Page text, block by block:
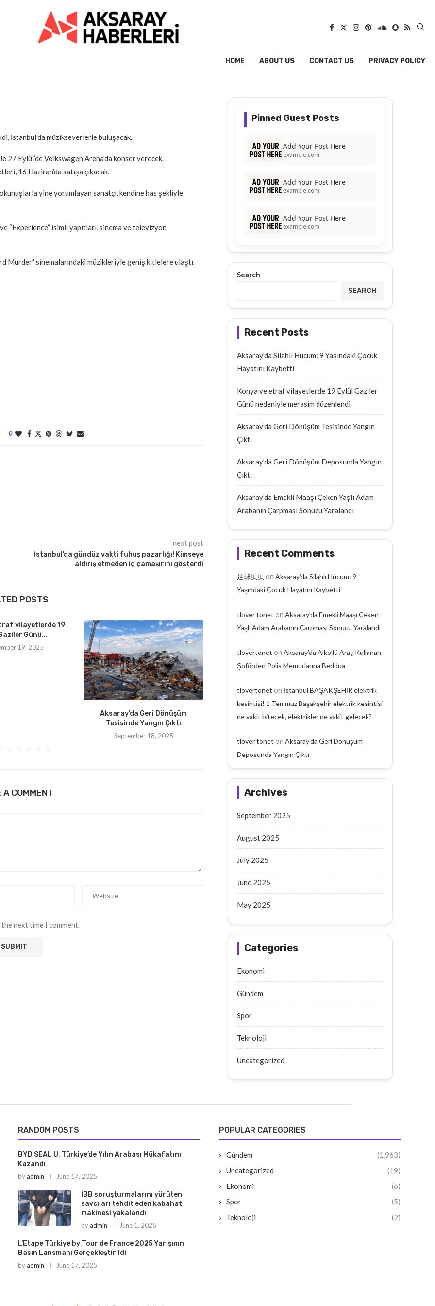
HOME ABOUT US CONTACT US PRIVACY POLICY
İstanbul’da müzikseverlerle buluşacak.
Eylül’de Volkswagen Arena’da konser verecek.
16 Haziran’da satışa çıkacak.
yine yorumlayan sanatçı, kendine has şekliyle
“Experience” isimli yapıtları, sinema ve televizyon
Murder” sinemalarındaki müzikleriyle geniş kitlelere ulaştı.
0
next post
İstanbul’da gündüz vakti fuhuş pazarlığı! Kimseye
aldırış etmeden iç çamaşırını gösterdi
POSTS
vilayetlerde 19
Günü...
19, 2025
Aksaray’da Geri Dönüşüm
Tesisinde Yangın Çıktı
September 18, 2025
Aksaray’da Geri Dönüşüm
Deposunda Yangın Çıktı
Aksaray’da Emekli Maaşı
A COMMENT
next time I comment.
Pinned Guest Posts
Add Your Post Here
example.com
Add Your Post Here
example.com
Add Your Post Here
example.com
Search
SEARCH
Recent Posts
Aksaray’da Silahlı Hücum: 9 Yaşındaki Çocuk
Hayatını Kaybetti
Konya ve etraf vilayetlerde 19 Eylül Gaziler
Günü nedeniyle merasim düzenlendi
Aksaray’da Geri Dönüşüm Tesisinde Yangın
Çıktı
Aksaray’da Geri Dönüşüm Deposunda Yangın
Çıktı
Aksaray’da Emekli Maaşı Çeken Yaşlı Adam
Arabanın Çarpması Sonucu Yaralandı
Recent Comments
足球贝贝 on Aksaray’da Silahlı Hücum: 9
Yaşındaki Çocuk Hayatını Kaybetti
tlover tonet on Aksaray’da Emekli Maaşı Çeken
Yaşlı Adam Arabanın Çarpması Sonucu Yaralandı
tlovertonet on Aksaray’da Alkollü Araç Kullanan
Şoförden Polis Memurlarına Beddua
tlovertonet on İstanbul BAŞAKŞEHİR elektrik
kesintisi! 1 Temmuz Başakşehir elektrik kesintisi
ne vakit bitecek, elektrikler ne vakit gelecek?
tlover tonet on Aksaray’da Geri Dönüşüm
Deposunda Yangın Çıktı
Archives
September 2025
August 2025
July 2025
June 2025
May 2025
Categories
Ekonomi
Gündem
Spor
Teknoloji
Uncategorized
RANDOM POSTS
BYD SEAL U, Türkiye’de Yılın Arabası Mükafatını
Kazandı
byadmin June 17, 2025
İBB soruşturmalarını yürüten
savcıları tehdit eden kabahat
makinesi yakalandı
byadmin June 1, 2025
L’Etape Türkiye by Tour de France 2025 Yarışının
Basın Lansmanı Gerçekleştirildi
byadmin June 17, 2025
POPULAR CATEGORIES
Gündem
(1,963)
Uncategorized
(19)
Ekonomi
(6)
Spor
(5)
Teknoloji
(2)